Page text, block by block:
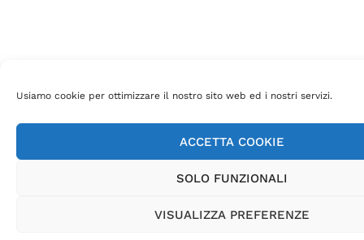
Usiamo cookie per ottimizzare il nostro sito web ed i nostri servizi.
ACCETTA COOKIE
SOLO FUNZIONALI
VISUALIZZA PREFERENZE